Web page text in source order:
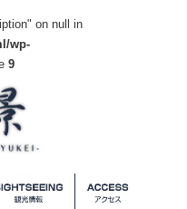
on null in
wp-
9